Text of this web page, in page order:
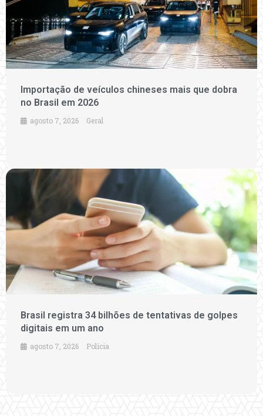
Importação de veículos chineses mais que dobra
no Brasil em 2026
agosto 7, 2026 Geral
Brasil registra 34 bilhões de tentativas de golpes
digitais em um ano
agosto 7, 2026 Polícia